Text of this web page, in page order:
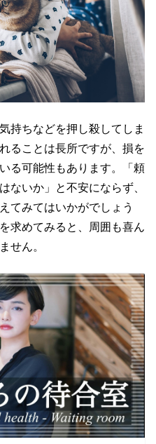
持ちなどを押し殺してしま
ることは長所ですが、損を
る可能性もあります。「頼
ないか」と不安にならず、
てみてはいかがでしょう
求めてみると、周囲も喜ん
せん。